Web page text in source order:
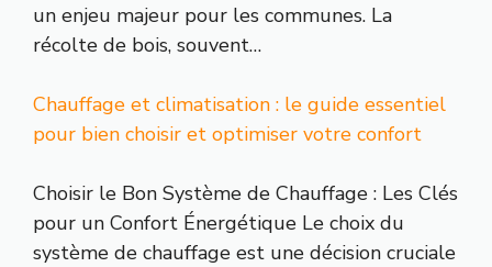
un enjeu majeur pour les communes. La
récolte de bois, souvent…
Chauffage et climatisation : le guide essentiel
pour bien choisir et optimiser votre confort
Choisir le Bon Système de Chauffage : Les Clés
pour un Confort Énergétique Le choix du
système de chauffage est une décision cruciale